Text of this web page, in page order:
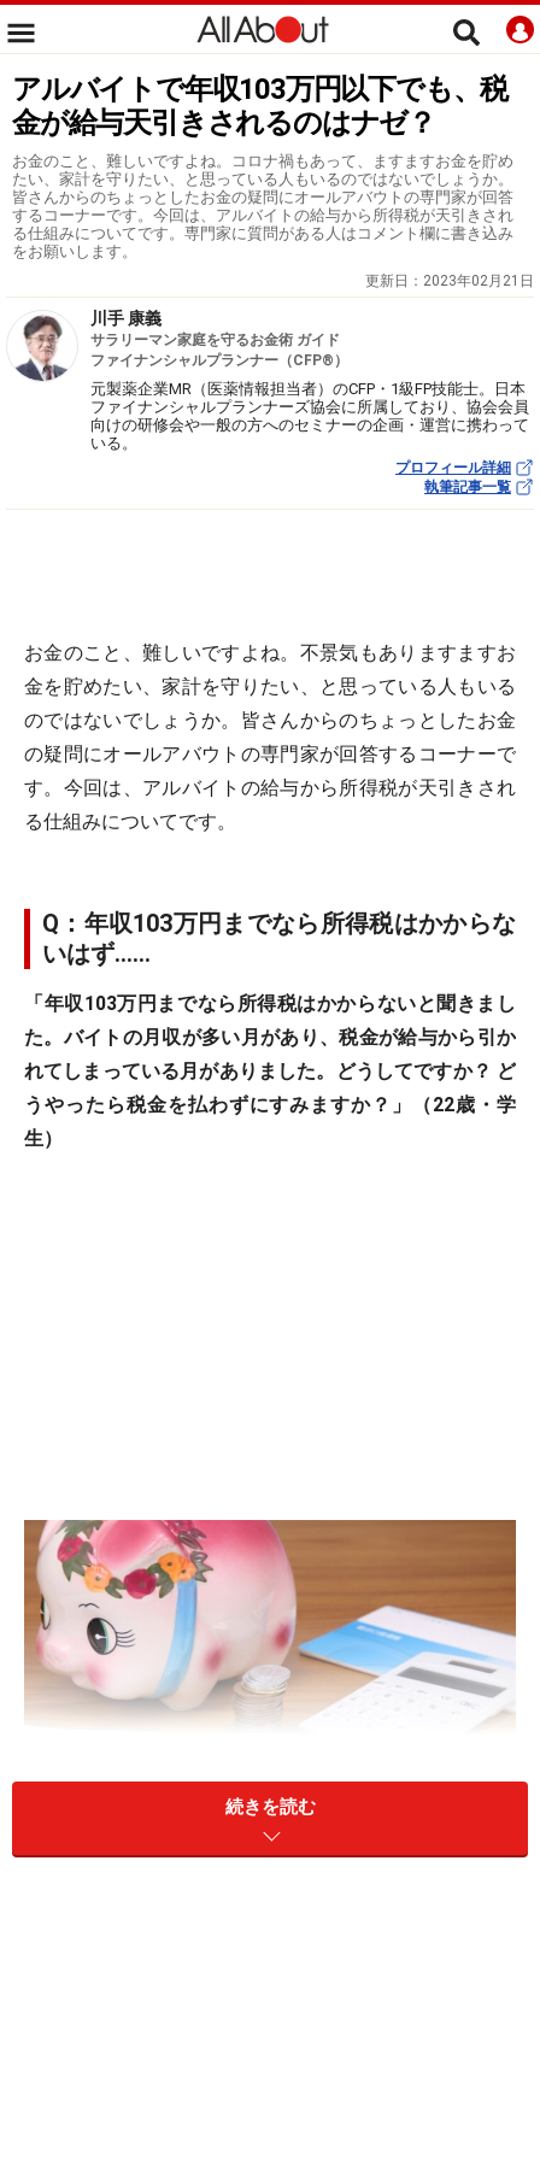
アルバイトで年収103万円以下でも、税
金が給与天引きされるのはナゼ？
お金のこと、難しいですよね。コロナ禍もあって、ますますお金を貯め
たい、家計を守りたい、と思っている人もいるのではないでしょうか。
皆さんからのちょっとしたお金の疑問にオールアバウトの専門家が回答
するコーナーです。今回は、アルバイトの給与から所得税が天引きされ
る仕組みについてです。専門家に質問がある人はコメント欄に書き込み
をお願いします。
更新日： 2023年02月21日
川手 康義
サラリーマン家庭を守るお金術 ガイド
ファイナンシャルプランナー（CFP®）
元製薬企業MR（医薬情報担当者）のCFP・1級FP技能士。日本
ファイナンシャルプランナーズ協会に所属しており、協会会員
向けの研修会や一般の方へのセミナーの企画・運営に携わって
いる。
プロフィール詳細
執筆記事一覧
お金のこと、難しいですよね。不景気もありますますお
金を貯めたい、家計を守りたい、と思っている人もいる
のではないでしょうか。皆さんからのちょっとしたお金
の疑問にオールアバウトの専門家が回答するコーナーで
す。今回は、アルバイトの給与から所得税が天引きされ
る仕組みについてです。
Q：年収103万円までなら所得税はかからな
いはず……
「年収103万円までなら所得税はかからないと聞きまし
た。バイトの月収が多い月があり、税金が給与から引か
れてしまっている月がありました。どうしてですか？ ど
うやったら税金を払わずにすみますか？」（22歳・学
生）
続きを読む